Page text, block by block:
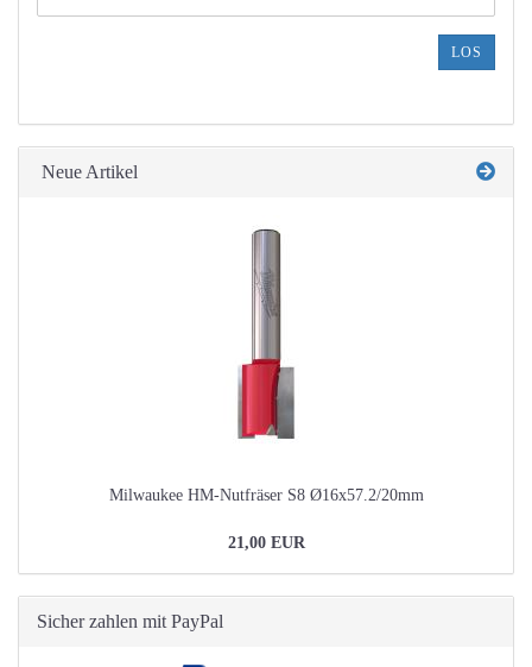
EIN.
LOS
Neue Artikel
Milwaukee HM-Nutfräser S8 Ø16x57.2/20mm
21,00 EUR
Sicher zahlen mit PayPal